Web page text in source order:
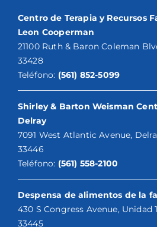
Centro de Terapia y Recursos
Leon Cooperman
21100 Ruth & Baron Coleman
33428
Teléfono: (561) 852-5099
Shirley & Barton Weisman
Delray
7091 West Atlantic Avenue,
33446
Teléfono: (561) 558-2100
Despensa de alimentos de la
430 S Congress Avenue, Unidad
33445